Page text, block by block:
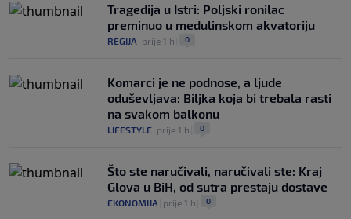
Tragedija u Istri: Poljski ronilac
preminuo u medulinskom akvatoriju
REGIJA prije 1 h 0
Komarci je ne podnose, a ljude
oduševljava: Biljka koja bi trebala rasti
na svakom balkonu
LIFESTYLE prije 1 h 0
Što ste naručivali, naručivali ste: Kraj
Glova u BiH, od sutra prestaju dostave
EKONOMIJA prije 1 h 0